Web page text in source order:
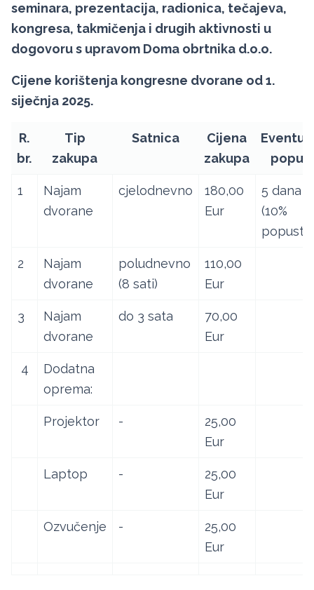
seminara, prezentacija, radionica, tečajeva,
kongresa, takmičenja i drugih aktivnosti u
dogovoru s upravom Doma obrtnika d.o.o.
Cijene korištenja kongresne dvorane od 1.
siječnja 2025.
R.
br.
Tip
zakupa
Satnica
Cijena
zakupa
1
Najam
dvorane
cjelodnevno
180,00
Eur
5 dana
(10%
popusta)
2
Najam
dvorane
poludnevno
(8 sati)
110,00
Eur
3
Najam
dvorane
do 3 sata
70,00
Eur
4
Dodatna
oprema:
Projektor -
25,00
Eur
Laptop -
25,00
Eur
Ozvučenje -
25,00
Eur